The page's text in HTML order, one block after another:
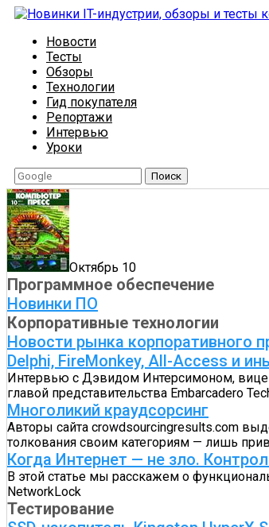
Новости
Тесты
Обзоры
Технологии
Гид покупателя
Репортажи
Интервью
Уроки
Поиск
Октябрь 10
Программное обеспечение
Новинки ПО
Корпоративные технологии
Новости рынка корпоративного
Delphi, FireMonkey, All-Access и
Интервью с Дэвидом Интерсимоном,
главой представительства Embarcadero
Многоликий краудсорсинг
Авторы сайта crowdsourcingresults.com
толкования своим категориям — лишь
Когда Интернет — не зло.
В этой статье мы расскажем о
NetworkLock
Тестирование